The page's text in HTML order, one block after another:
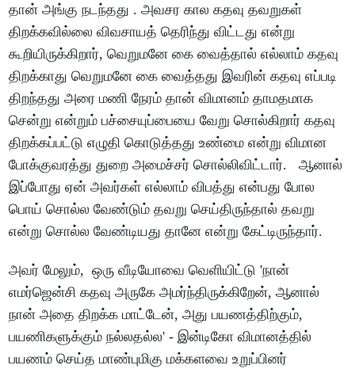
தான் அங்கு நடந்தது . அவசர கால கதவு தவறுகள்
திறக்கவில்லை விவசாயத் தெரிந்து விட்டது என்று
கூறியிருக்கிறார், வெறுமனே கை வைத்தால் எல்லாம் கதவு
திறக்காது வெறுமனே கை வைத்தது இவரின் கதவு எப்படி
திறந்தது அரை மணி நேரம் தான் விமானம் தாமதமாக
சென்று என்றும் பச்சையுப்பையை வேறு சொல்கிறார் கதவு
திறக்கப்பட்டு எழுதி கொடுத்தது உண்மை என்று விமான
போக்குவரத்து துறை அமைச்சர் சொல்லிவிட்டார். ஆனால்
இப்போது ஏன் அவர்கள் எல்லாம் விபத்து என்பது போல
பொய் சொல்ல வேண்டும் தவறு செய்திருந்தால் தவறு
என்று சொல்ல வேண்டியது தானே என்று கேட்டிருந்தார்.
அவர் மேலும், ஒரு வீடியோவை வெளியிட்டு 'நான்
எமர்ஜென்சி கதவு அருகே அமர்ந்திருக்கிறேன், ஆனால்
நான் அதை திறக்க மாட்டேன், அது பயணத்திற்கும்,
பயணிகளுக்கும் நல்லதல்ல' - இன்டிகோ விமானத்தில்
பயணம் செய்த மாண்புமிகு மக்களவை உறுப்பினர்